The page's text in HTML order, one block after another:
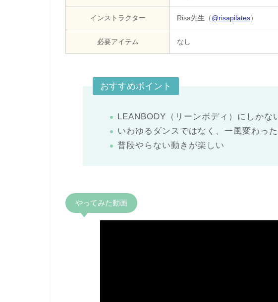
インストラクター Risa先生（@risapilates）
必要アイテム なし
おすすめポイント
LEANBODY（リーンボディ）にしかな
いわゆるダンスではなく、一風変わっ
普段やらない動きが楽しい
やってみた動画